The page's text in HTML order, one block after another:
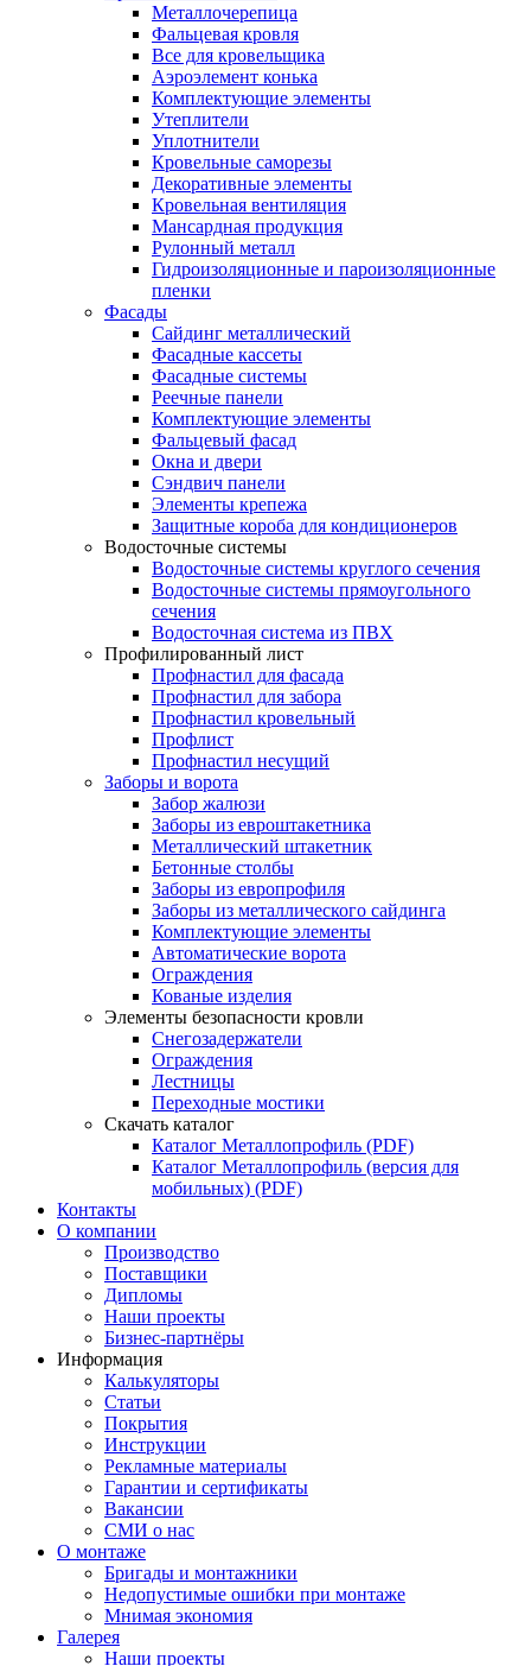
Металлочерепица
Фальцевая кровля
Все для кровельщика
Аэроэлемент конька
Комплектующие элементы
Утеплители
Уплотнители
Кровельные саморезы
Декоративные элементы
Кровельная вентиляция
Мансардная продукция
Рулонный металл
Гидроизоляционные и пароизоляционные
пленки
Фасады
Сайдинг металлический
Фасадные кассеты
Фасадные системы
Реечные панели
Комплектующие элементы
Фальцевый фасад
Окна и двери
Сэндвич панели
Элементы крепежа
Защитные короба для кондиционеров
Водосточные системы
Водосточные системы круглого сечения
Водосточные системы прямоугольного
сечения
Водосточная система из ПВХ
Профилированный лист
Профнастил для фасада
Профнастил для забора
Профнастил кровельный
Профлист
Профнастил несущий
Заборы и ворота
Забор жалюзи
Заборы из евроштакетника
Металлический штакетник
Бетонные столбы
Заборы из европрофиля
Заборы из металлического сайдинга
Комплектующие элементы
Автоматические ворота
Ограждения
Кованые изделия
Элементы безопасности кровли
Снегозадержатели
Ограждения
Лестницы
Переходные мостики
Скачать каталог
Каталог Металлопрофиль (PDF)
Каталог Металлопрофиль (версия для
мобильных) (PDF)
Контакты
О компании
Производство
Поставщики
Дипломы
Наши проекты
Бизнес-партнёры
Информация
Калькуляторы
Статьи
Покрытия
Инструкции
Рекламные материалы
Гарантии и сертификаты
Вакансии
СМИ о нас
О монтаже
Бригады и монтажники
Недопустимые ошибки при монтаже
Мнимая экономия
Галерея
Наши проекты